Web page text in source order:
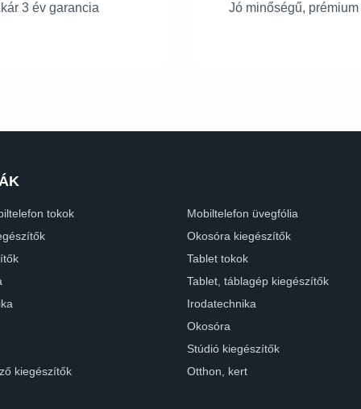
3 év garancia Jó minőségű, prémium
tokok
Mobiltelefon üvegfólia
Okosóra kiegészítők
Tablet tokok
Tablet, táblagép kiegészítők
Irodatechnika
Okosóra
Stúdió kiegészítők
kiegészítők
Otthon, kert